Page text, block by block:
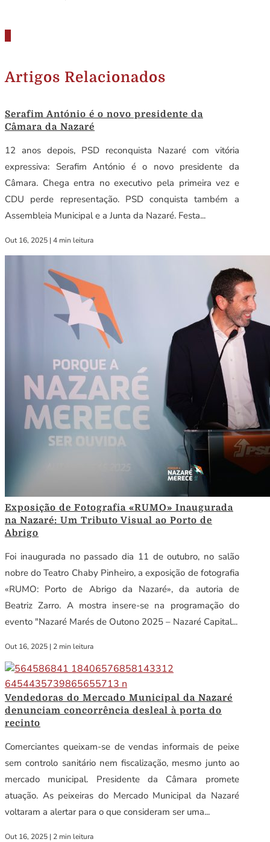
Artigos Relacionados
Serafim António é o novo presidente da
Câmara da Nazaré
12 anos depois, PSD reconquista Nazaré com vitória
expressiva: Serafim António é o novo presidente da
Câmara. Chega entra no executivo pela primeira vez e
CDU perde representação. PSD conquista também a
Assembleia Municipal e a Junta da Nazaré. Festa...
Out 16, 2025 | 4 min leitura
Exposição de Fotografia «RUMO» Inaugurada
na Nazaré: Um Tributo Visual ao Porto de
Abrigo
Foi inaugurada no passado dia 11 de outubro, no salão
nobre do Teatro Chaby Pinheiro, a exposição de fotografia
«RUMO: Porto de Abrigo da Nazaré», da autoria de
Beatriz Zarro. A mostra insere-se na programação do
evento "Nazaré Marés de Outono 2025 – Nazaré Capital...
Out 16, 2025 | 2 min leitura
Vendedoras do Mercado Municipal da Nazaré
denunciam concorrência desleal à porta do
recinto
Comerciantes queixam-se de vendas informais de peixe
sem controlo sanitário nem fiscalização, mesmo junto ao
mercado municipal. Presidente da Câmara promete
atuação. As peixeiras do Mercado Municipal da Nazaré
voltaram a alertar para o que consideram ser uma...
Out 16, 2025 | 2 min leitura